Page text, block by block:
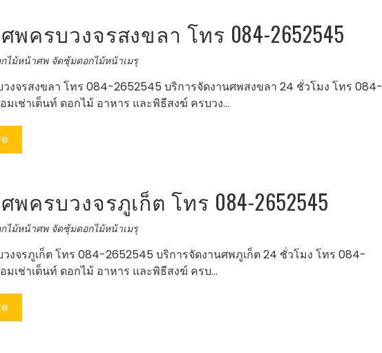
พครบวงจรสงขลา โทร 084-2652545
ไม้หน้าศพ จัดซุ้มดอกไม้หน้าเมรุ
งจรสงขลา โทร 084-2652545 บริการจัดงานศพสงขลา 24 ชั่วโมง โทร 084-
มเช่าเต็นท์ ดอกไม้ อาหาร และพิธีสงฆ์ ครบวง…
พครบวงจรภูเก็ต โทร 084-2652545
ไม้หน้าศพ จัดซุ้มดอกไม้หน้าเมรุ
งจรภูเก็ต โทร 084-2652545 บริการจัดงานศพภูเก็ต 24 ชั่วโมง โทร 084-
มเช่าเต็นท์ ดอกไม้ อาหาร และพิธีสงฆ์ ครบ…